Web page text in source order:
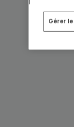
Gérer